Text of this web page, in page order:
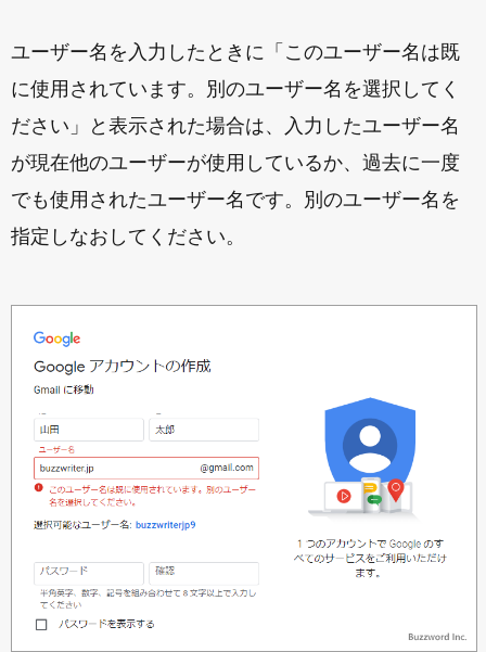
ユーザー名を入力したときに「このユーザー名は既
に使用されています。別のユーザー名を選択してく
ださい」と表示された場合は、入力したユーザー名
が現在他のユーザーが使用しているか、過去に一度
でも使用されたユーザー名です。別のユーザー名を
指定しなおしてください。